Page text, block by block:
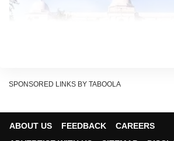
SPONSORED LINKS BY TABOOLA
ABOUT US FEEDBACK
CAREERS